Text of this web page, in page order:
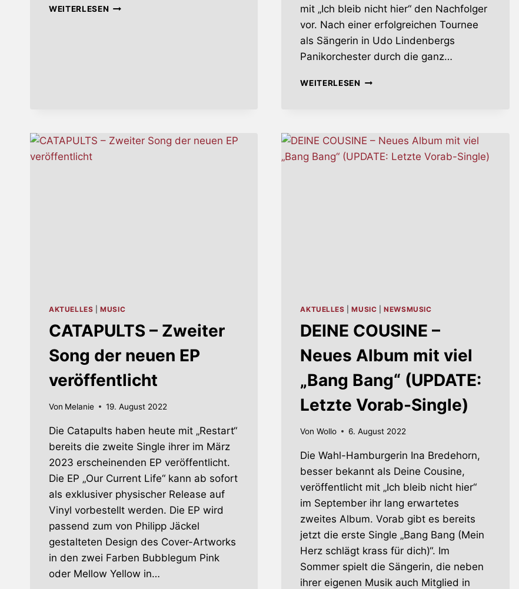
WEITERLESENDEINE
mit „Ich bleib nicht hier“ den Nachfolger
vor. Nach einer erfolgreichen Tournee
als Sängerin in Udo Lindenbergs
Panikorchester durch die ganz…
WEITERLESENDEINE
NUR
DEN
AKTUELLES |MUSIC
CATAPULTS – Zweiter
Song der neuen EP
veröffentlicht
Von Melanie 19. August 2022
Die Catapults haben heute mit „Restart“
bereits die zweite Single ihrer im März
2023 erscheinenden EP veröffentlicht.
Die EP „Our Current Life“ kann ab sofort
als exklusiver physischer Release auf
Vinyl vorbestellt werden. Die EP wird
passend zum von Philipp Jäckel
gestalteten Design des Cover-Artworks
in den zwei Farben Bubblegum Pink
oder Mellow Yellow in…
AKTUELLES |MUSIC |NEWSMUSIC
DEINE COUSINE –
Neues Album mit viel
„Bang Bang“ (UPDATE:
Letzte Vorab-Single)
Von Wollo 6. August 2022
Die Wahl-Hamburgerin Ina Bredehorn,
besser bekannt als Deine Cousine,
veröffentlicht mit „Ich bleib nicht hier“
im September ihr lang erwartetes
zweites Album. Vorab gibt es bereits
jetzt die erste Single „Bang Bang (Mein
Herz schlägt krass für dich)“. Im
Sommer spielt die Sängerin, die neben
ihrer eigenen Musik auch Mitglied in